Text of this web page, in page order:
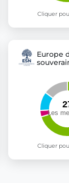
Cliquer
Europe
Cliquer